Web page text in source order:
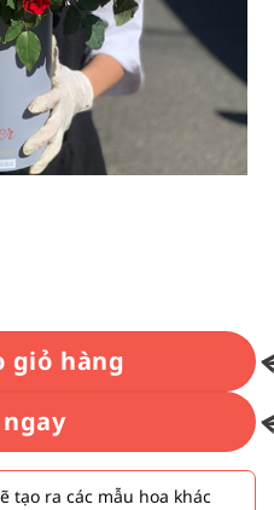
giỏ hàng
tạo ra các mẫu hoa khác